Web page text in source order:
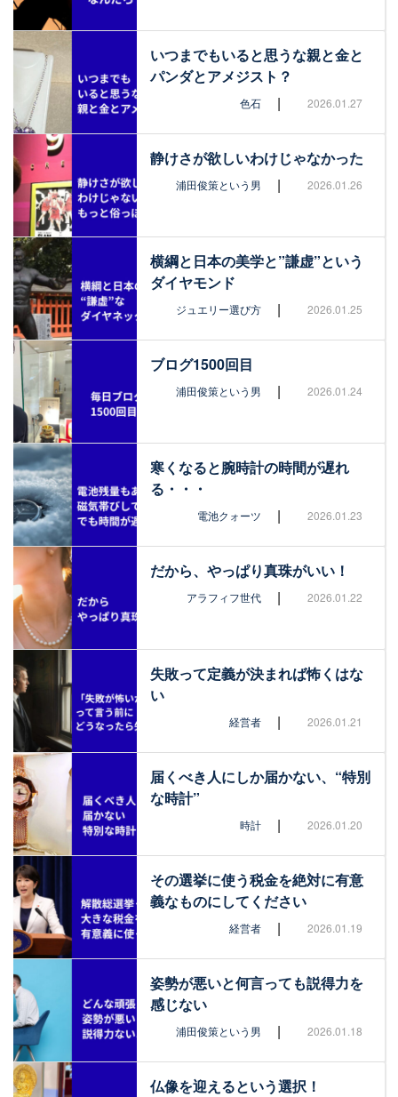
いつまでもいると思うな親と金と
パンダとアメジスト？
色石 | 2026.01.27
静けさが欲しいわけじゃなかった
浦田俊策という男 | 2026.01.26
横綱と日本の美学と”謙虚”という
ダイヤモンド
ジュエリー選び方 | 2026.01.25
ブログ1500回目
浦田俊策という男 | 2026.01.24
寒くなると腕時計の時間が遅れ
る・・・
電池クォーツ | 2026.01.23
だから、やっぱり真珠がいい！
アラフィフ世代 | 2026.01.22
失敗って定義が決まれば怖くはな
い
経営者 | 2026.01.21
届くべき人にしか届かない、“特別
な時計”
時計 | 2026.01.20
その選挙に使う税金を絶対に有意
義なものにしてください
経営者 | 2026.01.19
姿勢が悪いと何言っても説得力を
感じない
浦田俊策という男 | 2026.01.18
仏像を迎えるという選択！